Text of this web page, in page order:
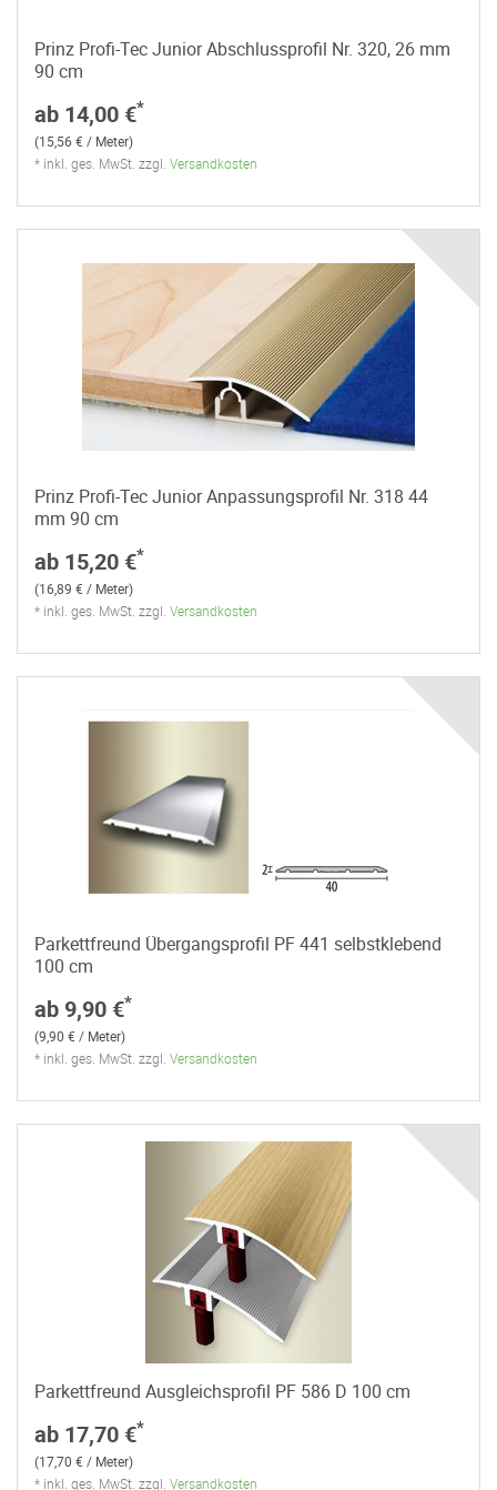
Prinz Profi-Tec Junior Abschlussprofil Nr. 320, 26 mm
90 cm
ab 14,00 €*
(15,56 € / Meter)
* inkl. ges. MwSt. zzgl. Versandkosten
Prinz Profi-Tec Junior Anpassungsprofil Nr. 318 44
mm 90 cm
ab 15,20 €*
(16,89 € / Meter)
* inkl. ges. MwSt. zzgl. Versandkosten
Parkettfreund Übergangsprofil PF 441 selbstklebend
100 cm
ab 9,90 €*
(9,90 € / Meter)
* inkl. ges. MwSt. zzgl. Versandkosten
Parkettfreund Ausgleichsprofil PF 586 D 100 cm
ab 17,70 €*
(17,70 € / Meter)
* inkl. ges. MwSt. zzgl. Versandkosten